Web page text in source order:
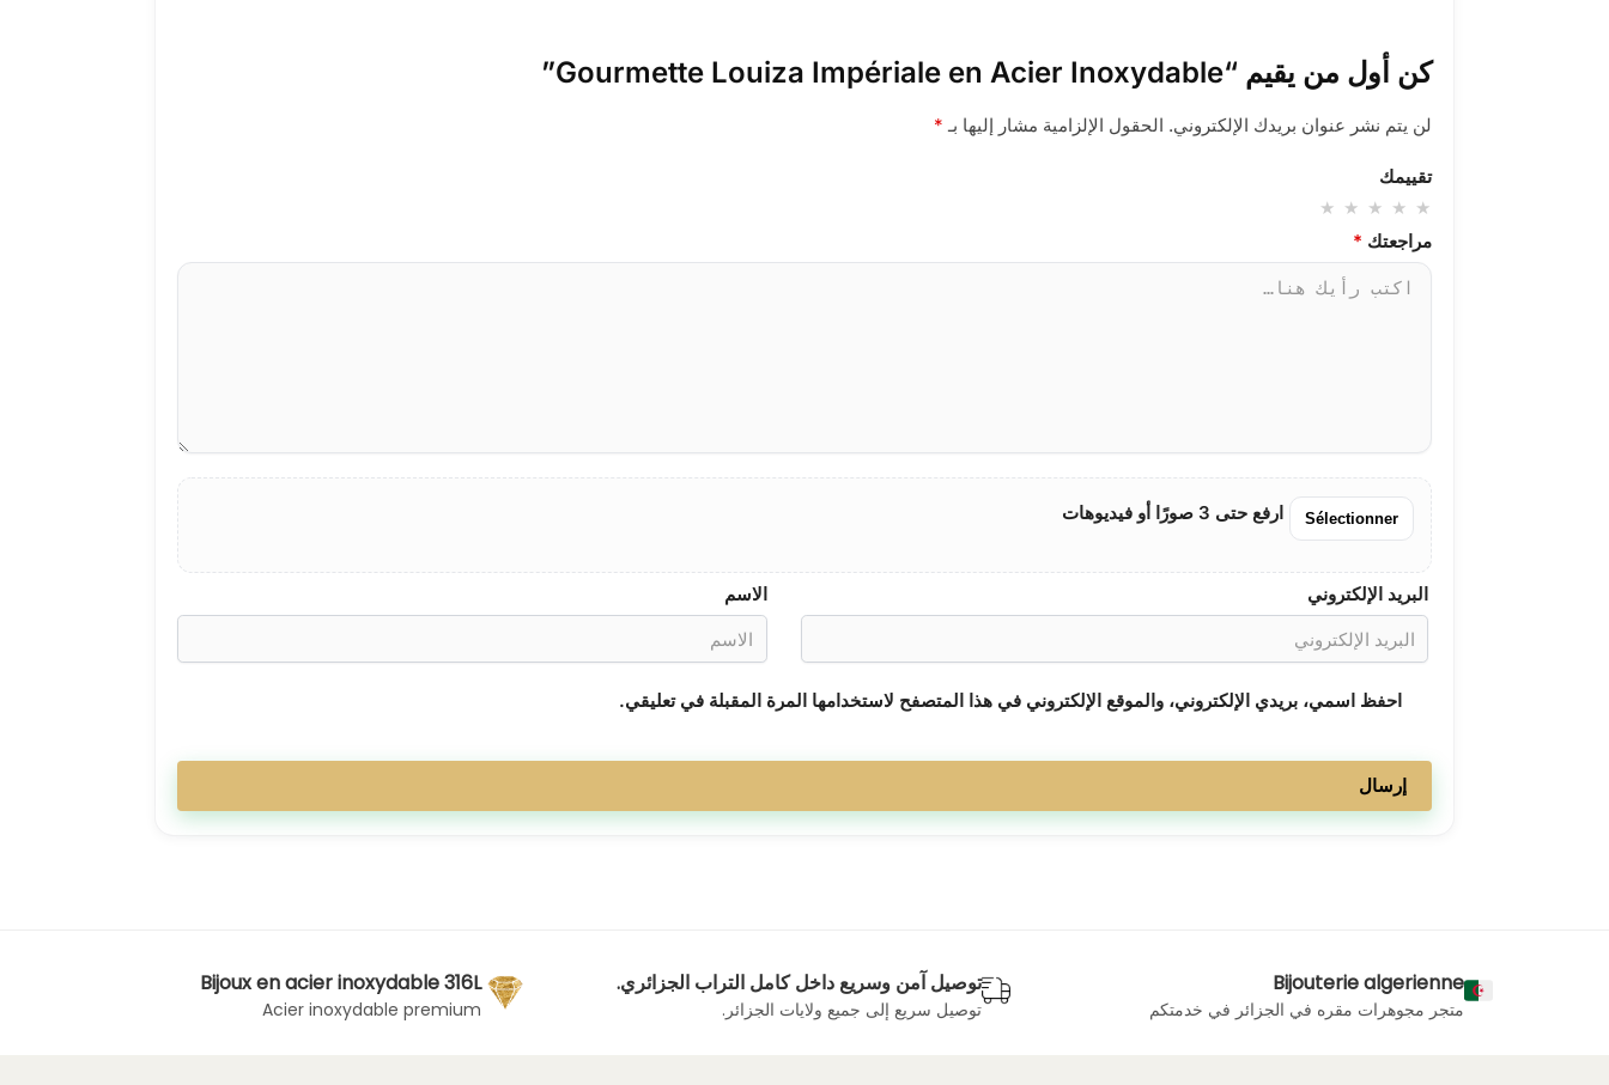
كن أول من يقيم “Gourmette Louiza Impériale en Acier Inoxydable”
لن يتم نشر عنوان بريدك الإلكتروني. الحقول الإلزامية مشار إليها بـ *
تقييمك
مراجعتك *
Sélectionner ارفع حتى 3 صورًا أو فيديوهات
الاسم البريد الإلكتروني
احفظ اسمي، بريدي الإلكتروني، والموقع الإلكتروني في هذا المتصفح لاستخدامها المرة المقبلة في تعليقي.
Bijouterie algerienne
متجر مجوهرات مقره في الجزائر في خدمتكم
توصيل آمن وسريع داخل كامل التراب الجزائري.
توصيل سريع إلى جميع ولايات الجزائر.
Bijoux en acier inoxydable 316L
Acier inoxydable premium